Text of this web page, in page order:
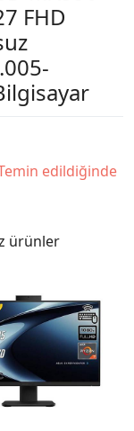
FHD
edildiğinde
ürünler